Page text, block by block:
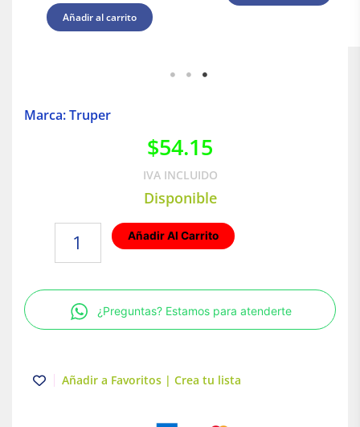
Añadir al carrito
Marca: Truper
$54.15
IVA INCLUIDO
Disponible
lubricante
multiusos
de
cantidad
Añadir Al Carrito
¿Preguntas? Estamos para atenderte
Añadir a Favoritos | Crea tu lista